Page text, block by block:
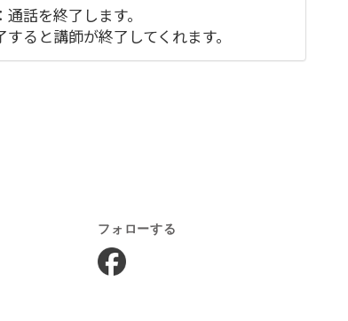
話を終了します。
すると講師が終了してくれます。
フォローする